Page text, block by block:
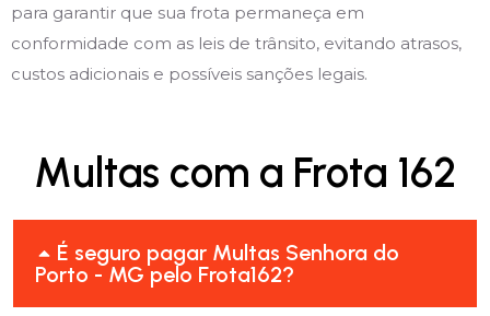
para garantir que sua frota permaneça em
conformidade com as leis de trânsito, evitando atrasos,
custos adicionais e possíveis sanções legais.
Multas com a Frota 162
É seguro pagar Multas Senhora do
Porto - MG pelo Frota162?